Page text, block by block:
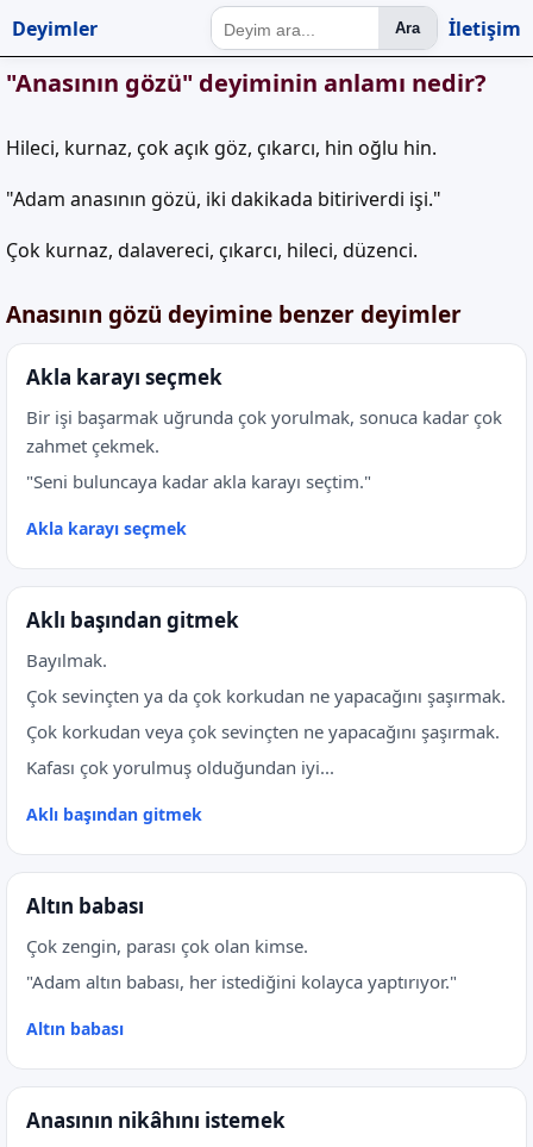
Deyimler Ara İletişim
"Anasının gözü" deyiminin anlamı nedir?
Hileci, kurnaz, çok açık göz, çıkarcı, hin oğlu hin.
"Adam anasının gözü, iki dakikada bitiriverdi işi."
Çok kurnaz, dalavereci, çıkarcı, hileci, düzenci.
Anasının gözü deyimine benzer deyimler
Akla karayı seçmek
Bir işi başarmak uğrunda çok yorulmak, sonuca kadar çok
zahmet çekmek.
"Seni buluncaya kadar akla karayı seçtim."
Akla karayı seçmek
Aklı başından gitmek
Bayılmak.
Çok sevinçten ya da çok korkudan ne yapacağını şaşırmak.
Çok korkudan veya çok sevinçten ne yapacağını şaşırmak.
Kafası çok yorulmuş olduğundan iyi...
Aklı başından gitmek
Altın babası
Çok zengin, parası çok olan kimse.
"Adam altın babası, her istediğini kolayca yaptırıyor."
Altın babası
Anasının nikâhını istemek